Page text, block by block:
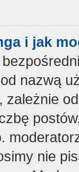
i jak
nazwą
zależnie
nie